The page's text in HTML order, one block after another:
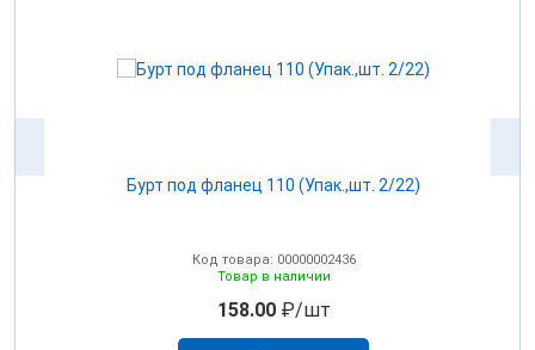
Бурт под фланец 110 (Упак.,шт. 2/22)
Код товара: 00000002436
Товар в наличии
158.00₽/шт